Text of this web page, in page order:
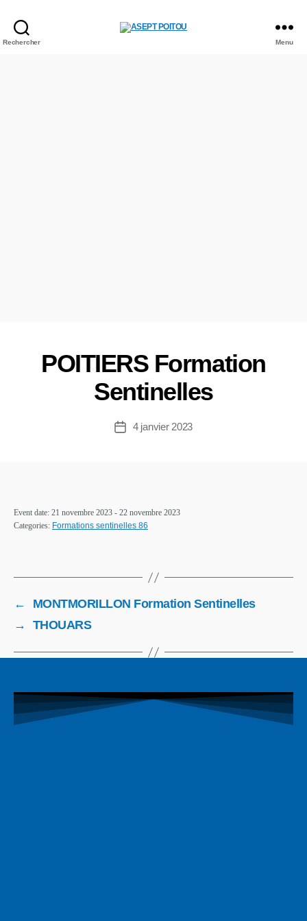
Rechercher Menu
POITIERS Formation
Sentinelles
4 janvier 2023
Event date: 21 novembre 2023 - 22 novembre 2023
Categories: Formations sentinelles 86
←
MONTMORILLON Formation Sentinelles
→
THOUARS